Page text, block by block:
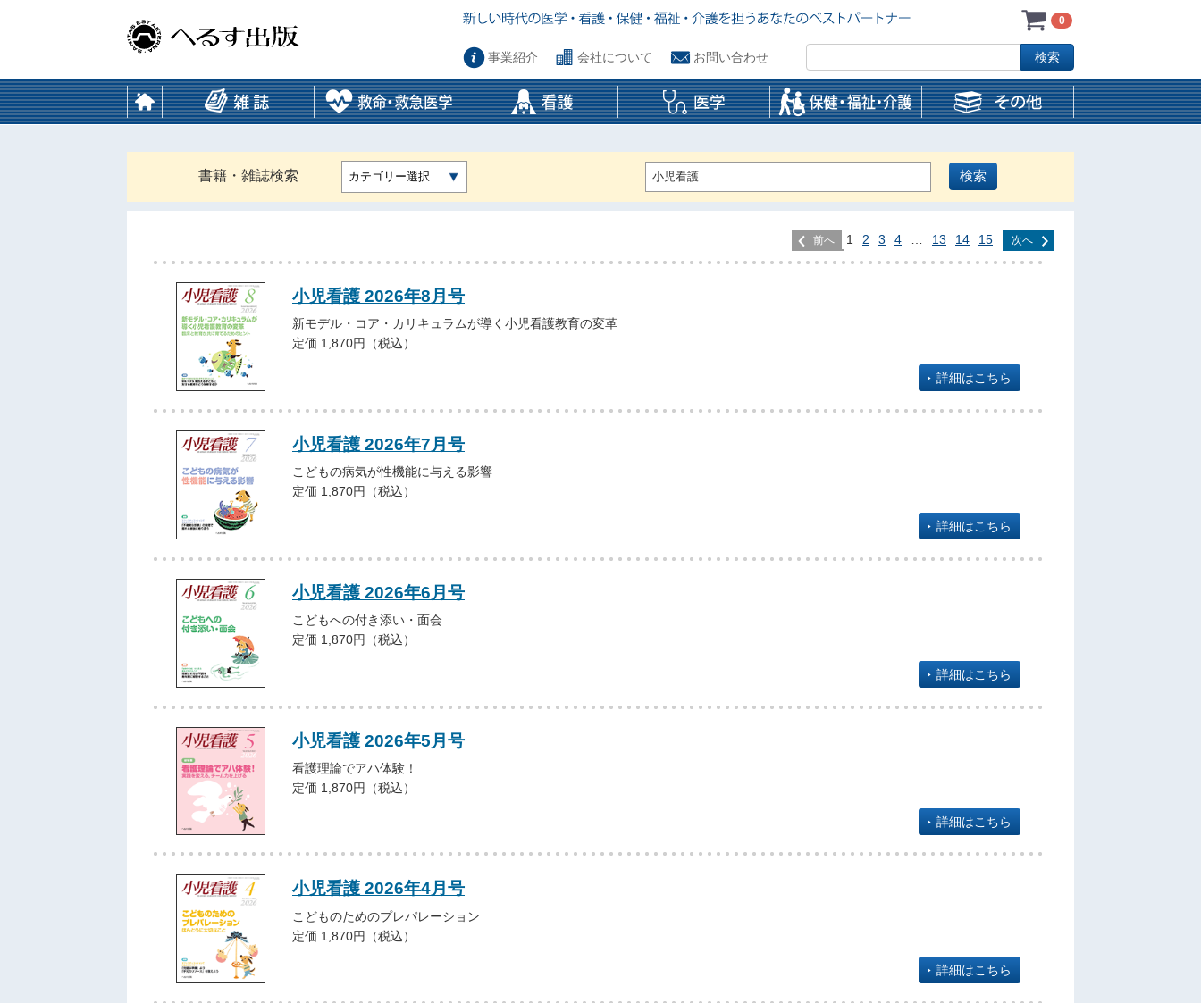
0
事業紹介 会社について お問い合わせ
書籍・雑誌検索 カテゴリー選択
前へ 1 2 3 4 13 14 15 次へ
小児看護 2026年8月号
新モデル・コア・カリキュラムが導く小児看護教育の変革
定価 1,870円（税込）
詳細はこちら
小児看護 2026年7月号
こどもの病気が性機能に与える影響
定価 1,870円（税込）
詳細はこちら
小児看護 2026年6月号
こどもへの付き添い・面会
定価 1,870円（税込）
詳細はこちら
小児看護 2026年5月号
看護理論でアハ体験！
定価 1,870円（税込）
詳細はこちら
小児看護 2026年4月号
こどものためのプレパレーション
定価 1,870円（税込）
詳細はこちら